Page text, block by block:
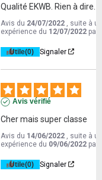
Qualité EKWB. Rien à dire.
Avis du 24/07/2022
, suite à
expérience du 12/07/2022 par
Utile(0) Signaler
Avis vérifié
Cher mais super classe
Avis du 14/06/2022
, suite à
expérience du 09/06/2022 par
Utile(0) Signaler